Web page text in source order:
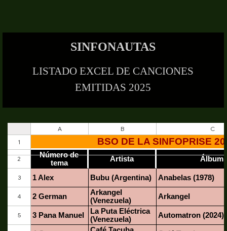
SINFONAUTAS
LISTADO EXCEL DE CANCIONES
EMITIDAS 2025